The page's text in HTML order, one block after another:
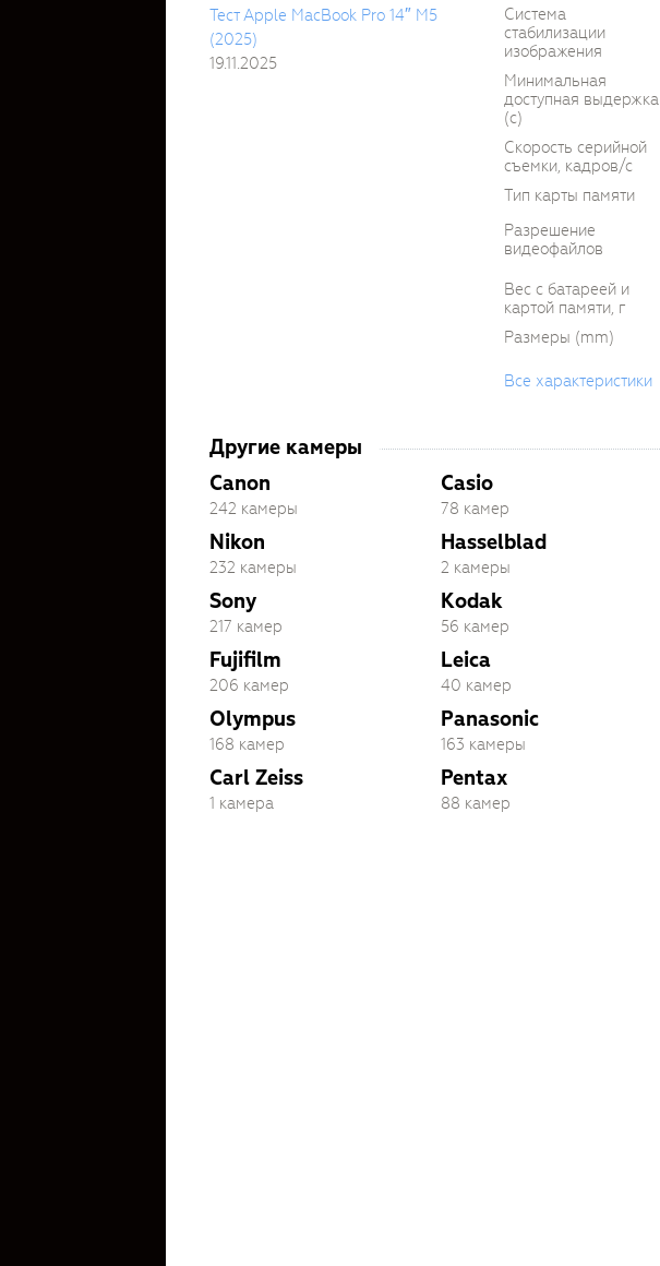
Тест Apple MacBook Pro 14″ M5
(2025)
19.11.2025
Система
стабилизации
изображения
Минимальная
доступная выдержка
(c)
Скорость серийной
съемки, кадров/с
Тип карты памяти
Разрешение
видеофайлов
Вес с батареей и
картой памяти, г
Размеры (mm)
Все характеристики
Другие камеры
Canon
242 камеры
Nikon
232 камеры
Sony
217 камер
Fujifilm
206 камер
Olympus
168 камер
Carl Zeiss
1 камера
Casio
78 камер
Hasselblad
2 камеры
Kodak
56 камер
Leica
40 камер
Panasonic
163 камеры
Pentax
88 камер